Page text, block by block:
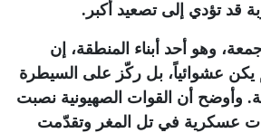
قد تؤدي إلى تصعيد أكبر .
وهو أحد أبناء المنطقة، إن
يكن عشوائياً، بل ركّز على السيطرة
وأوضح أن القوات الصهيونية نصبت
عسكرية في تل المغر وتقدّمت